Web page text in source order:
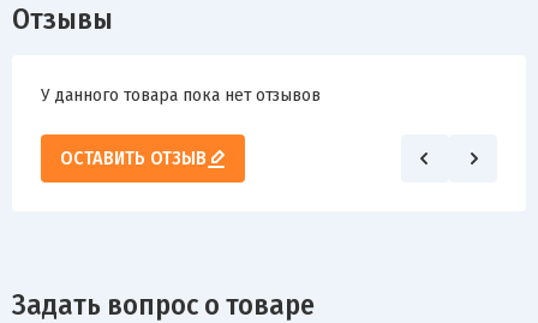
Отзывы
У данного товара пока нет отзывов
ОСТАВИТЬ ОТЗЫВ
Задать вопрос о товаре